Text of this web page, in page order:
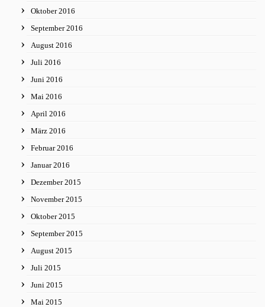
Oktober 2016
September 2016
August 2016
Juli 2016
Juni 2016
Mai 2016
April 2016
März 2016
Februar 2016
Januar 2016
Dezember 2015
November 2015
Oktober 2015
September 2015
August 2015
Juli 2015
Juni 2015
Mai 2015